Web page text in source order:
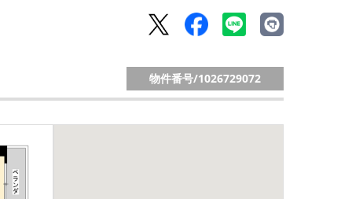
物件番号/1026729072